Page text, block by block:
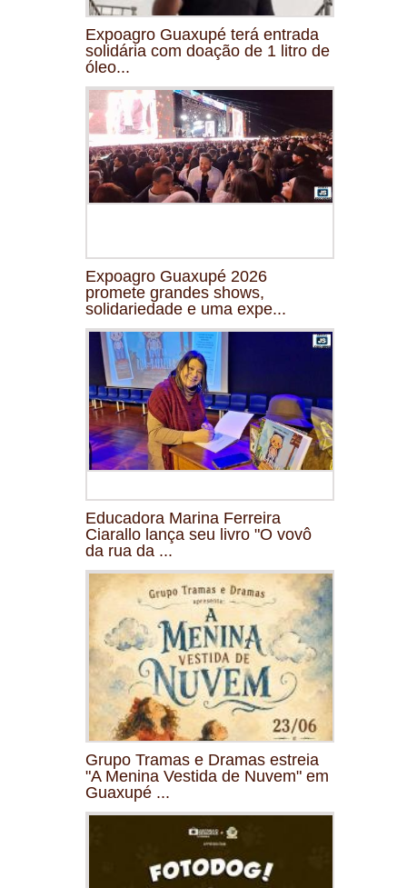
Expoagro Guaxupé terá entrada
solidária com doação de 1 litro de
óleo...
Expoagro Guaxupé 2026
promete grandes shows,
solidariedade e uma expe...
Educadora Marina Ferreira
Ciarallo lança seu livro "O vovô
da rua da ...
Grupo Tramas e Dramas estreia
"A Menina Vestida de Nuvem" em
Guaxupé ...